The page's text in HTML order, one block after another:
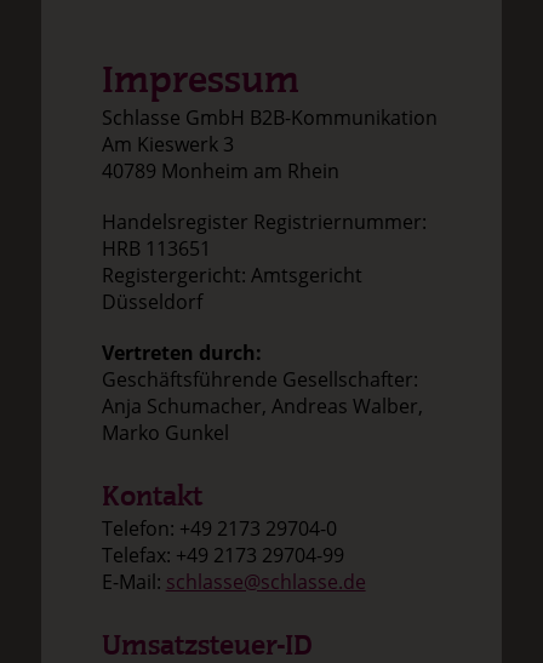
Impressum
Schlasse GmbH B2B-Kommunikation
Am Kieswerk 3
40789 Monheim am Rhein
Handelsregister Registriernummer:
HRB 113651
Registergericht: Amtsgericht
Düsseldorf
Vertreten durch:
Geschäftsführende Gesellschafter:
Anja Schumacher, Andreas Walber,
Marko Gunkel
Kontakt
Telefon: +49 2173 29704-0
Telefax: +49 2173 29704-99
E-Mail: schlasse@schlasse.de
Umsatzsteuer-ID